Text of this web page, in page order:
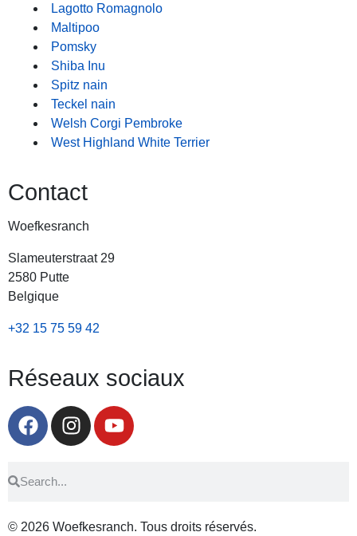
Lagotto Romagnolo
Maltipoo
Pomsky
Shiba Inu
Spitz nain
Teckel nain
Welsh Corgi Pembroke
West Highland White Terrier
Contact
Woefkesranch
Slameuterstraat 29
2580 Putte
Belgique
+32 15 75 59 42
Réseaux sociaux
© 2026 Woefkesranch. Tous droits réservés.